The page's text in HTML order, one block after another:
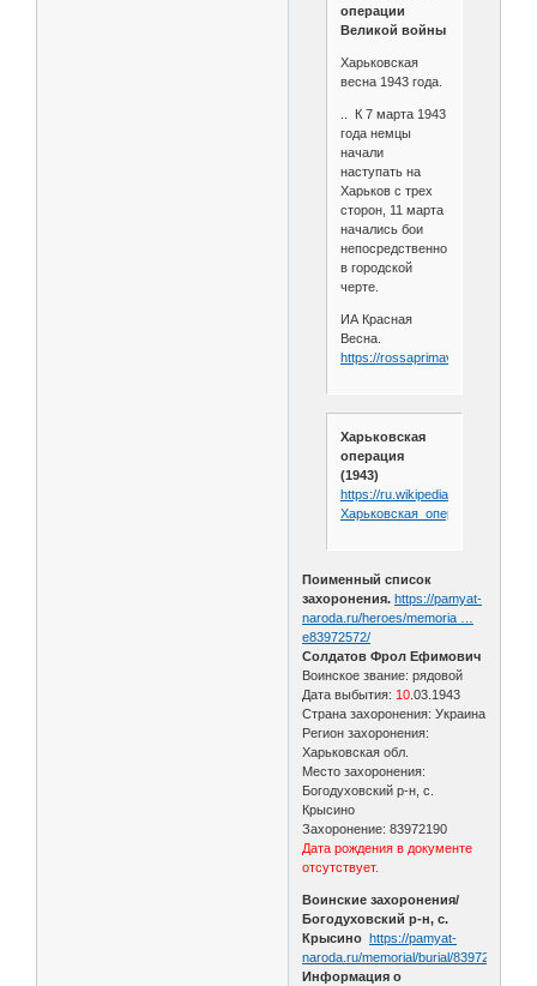
операции
Великой войны
Харьковская
весна 1943 года.
.. К 7 марта 1943
года немцы
начали
наступать на
Харьков с трех
сторон, 11 марта
начались бои
непосредственно
в городской
черте.
ИА Красная
Весна.
https://rossaprimavera.ru/article/
Харьковская
операция
(1943)
https://ru.wikipedia.org/wiki/
Харьковская_операция_
Поименный список
захоронения.https://pamyat-
naroda.ru/heroes/memoria …
e83972572/
Солдатов Фрол Ефимович
Воинское звание: рядовой
Дата выбытия: 10 .03.1943
Страна захоронения: Украина
Регион захоронения:
Харьковская обл.
Место захоронения:
Богодуховский р-н, с.
Крысино
Захоронение: 83972190
Дата рождения в документе
отсутствует.
Воинские захоронения/
Богодуховский р-н, с.
Крысино https://pamyat-
naroda.ru/memorial/burial/83972190/
Информация о